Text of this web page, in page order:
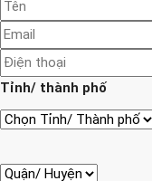
Tỉnh/ thành phố